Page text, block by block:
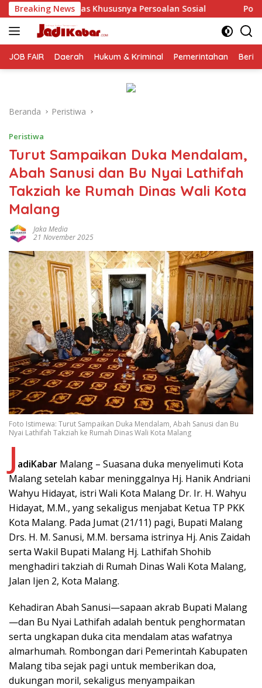
Langsung
ke
konten
Breaking News
Sosial Polresta Malang Kota Gelar Makan
JOB FAIR Daerah Hukum & Kriminal Pemerintahan
Beranda Peristiwa
Peristiwa
Turut Sampaikan Duka Mendalam,
Abah Sanusi dan Bu Nyai Lathifah
Takziah ke Rumah Dinas Wali Kota
Malang
Jaka Media
21 November 2025
Foto Istimewa: Turut Sampaikan Duka Mendalam, Abah Sanusi dan Bu
Nyai Lathifah Takziah ke Rumah Dinas Wali Kota Malang
J adiKabar Malang – Suasana duka menyelimuti Kota
Malang setelah kabar meninggalnya Hj. Hanik Andriani
Wahyu Hidayat, istri Wali Kota Malang Dr. Ir. H. Wahyu
Hidayat, M.M., yang sekaligus menjabat Ketua TP PKK
Kota Malang. Pada Jumat (21/11) pagi, Bupati Malang
Drs. H. M. Sanusi, M.M. bersama istrinya Hj. Anis Zaidah
serta Wakil Bupati Malang Hj. Lathifah Shohib
menghadiri takziah di Rumah Dinas Wali Kota Malang,
Jalan Ijen 2, Kota Malang.
Kehadiran Abah Sanusi—sapaan akrab Bupati Malang
—dan Bu Nyai Lathifah adalah bentuk penghormatan
serta ungkapan duka cita mendalam atas wafatnya
almarhumah. Rombongan dari Pemerintah Kabupaten
Malang tiba sejak pagi untuk memberikan doa,
dukungan moril, sekaligus menyampaikan